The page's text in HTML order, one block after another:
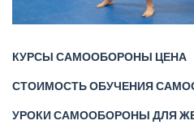
КУРСЫ САМООБОРОНЫ ЦЕНА
СТОИМОСТЬ ОБУЧЕНИЯ
УРОКИ САМООБОРОНЫ ДЛЯ